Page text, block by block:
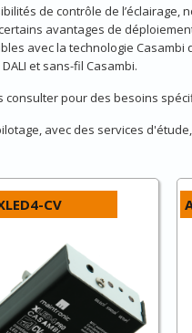
de contrôle de l’éclairage,
avantages de
avec la technologie Casambi
et sans-fil Casambi.
pour des besoins
avec des services
CV